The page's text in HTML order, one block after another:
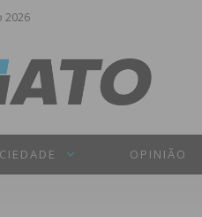
2026
OPINIÃO